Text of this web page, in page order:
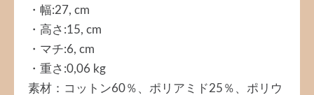
・幅:27, cm
・高さ:15, cm
・マチ:6, cm
・重さ:0,06 kg
素材：コットン60％、ポリアミド25％、ポリウ